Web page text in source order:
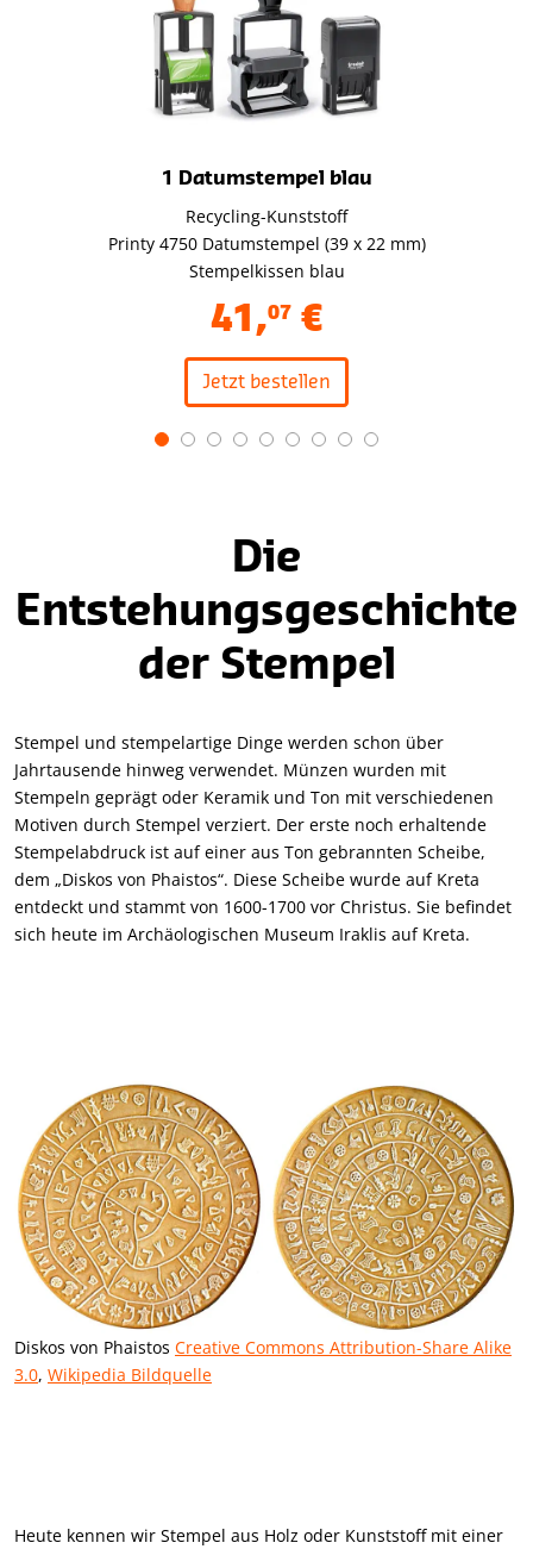
1 Datumstempel blau
Recycling-Kunststoff
Printy 4750 Datumstempel (39 x 22 mm)
Stempelkissen blau
41 ,07 €
Jetzt bestellen
Die
Entstehungsgeschichte
der Stempel
Stempel und stempelartige Dinge werden schon über
Jahrtausende hinweg verwendet. Münzen wurden mit
Stempeln geprägt oder Keramik und Ton mit verschiedenen
Motiven durch Stempel verziert. Der erste noch erhaltende
Stempelabdruck ist auf einer aus Ton gebrannten Scheibe,
dem „Diskos von Phaistos“. Diese Scheibe wurde auf Kreta
entdeckt und stammt von 1600-1700 vor Christus. Sie befindet
sich heute im Archäologischen Museum Iraklis auf Kreta.
Diskos von Phaistos Creative Commons Attribution-Share Alike
3.0, Wikipedia Bildquelle
Heute kennen wir Stempel aus Holz oder Kunststoff mit einer